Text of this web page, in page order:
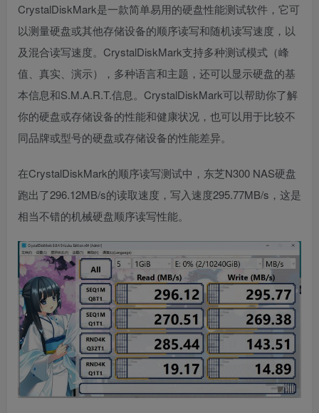
CrystalDiskMark是一款简单易用的硬盘性能测试软件，它可
以测量硬盘或其他存储设备的顺序读写和随机读写速度，以
及混合读写速度。CrystalDiskMark支持多种测试模式（峰
值、真实、演示），多种语言和主题，还可以显示硬盘的基
本信息和S.M.A.R.T.信息。CrystalDiskMark可以帮助你了解
你的硬盘或存储设备的性能和健康状况，也可以用于比较不
同品牌或型号的硬盘或存储设备的性能差异。
在CrystalDiskMark的顺序读写测试中，东芝N300 NAS硬盘
跑出了296.12MB/s的读取速度，写入速度295.77MB/s，这是
相当不错的机械硬盘顺序读写性能。